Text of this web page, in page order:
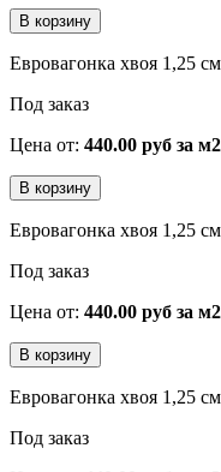
Евровагонка хвоя 1,25
Под заказ
Цена от: 440.00 руб за м2
Евровагонка хвоя 1,25
Под заказ
Цена от: 440.00 руб за м2
Евровагонка хвоя 1,25
Под заказ